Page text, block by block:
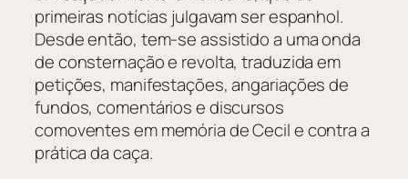
primeiras notícias julgavam ser espanhol.
Desde então, tem-se assistido a uma onda
de consternação e revolta, traduzida em
petições, manifestações, angariações de
fundos, comentários e discursos
comoventes em memória de Cecil e contra a
prática da caça.